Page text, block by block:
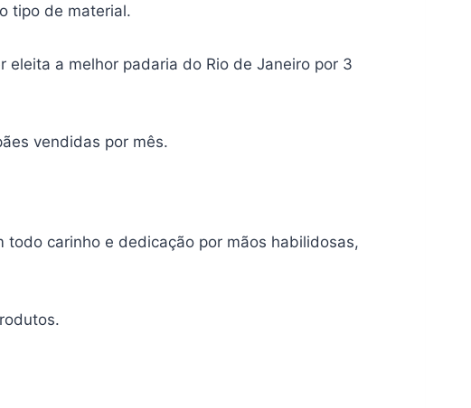
tipo de material.
a melhor padaria do Rio de Janeiro por 3
vendidas por mês.
carinho e dedicação por mãos habilidosas,